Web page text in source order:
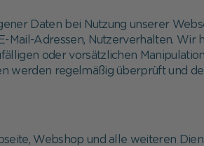
Daten bei Nutzung unserer
Mail-Adressen, Nutzerverhalten.
oder vorsätzlichen
werden regelmäßig überprüft und
Webshop und alle weiteren